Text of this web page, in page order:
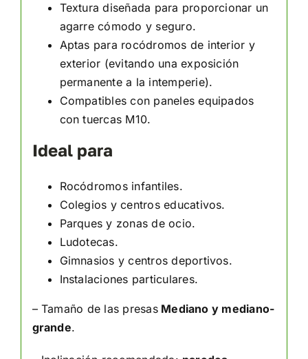
Textura diseñada para proporcionar un
agarre cómodo y seguro.
Aptas para rocódromos de interior y
exterior (evitando una exposición
permanente a la intemperie).
Compatibles con paneles equipados
con tuercas M10.
Ideal para
Rocódromos infantiles.
Colegios y centros educativos.
Parques y zonas de ocio.
Ludotecas.
Gimnasios y centros deportivos.
Instalaciones particulares.
– Tamaño de las presasMediano y mediano-
grande.